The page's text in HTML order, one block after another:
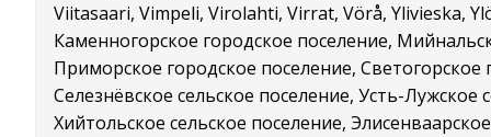
Viitasaari, Vimpeli, Virolahti, Virrat, Vörå, Ylivieska,
Каменногорское городское поселение,
Приморское городское поселение, Светогорское
Селезнёвское сельское поселение, Усть-Лужское
Хийтольское сельское поселение,